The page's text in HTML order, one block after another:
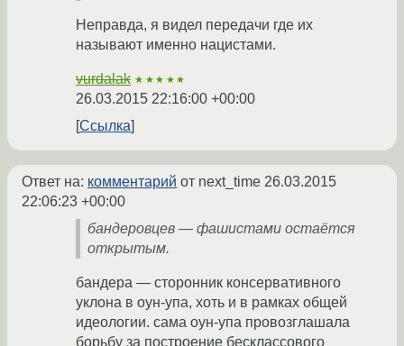
Неправда, я видел передачи где их
называют именно нацистами.
vurdalak ★★★★★
26.03.2015 22:16:00 +00:00
Ссылка
Ответ на: комментарий от next_time 26.03.2015
22:06:23 +00:00
бандеровцев — фашистами остаётся
открытым.
бандера — сторонник консервативного
уклона в оун-упа, хоть и в рамках общей
идеологии. сама оун-упа провозглашала
борьбу за построение бесклассового